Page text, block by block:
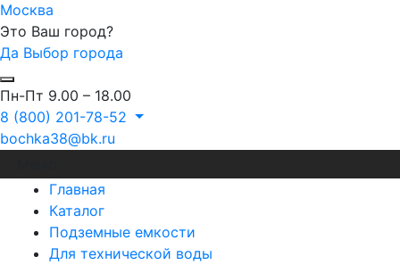
Москва
Это Ваш город?
Да Выбор города
Пн-Пт 9.00 – 18.00
8 (800) 201-78-52
bochka38@bk.ru
Главная
Каталог
Подземные емкости
Для технической воды